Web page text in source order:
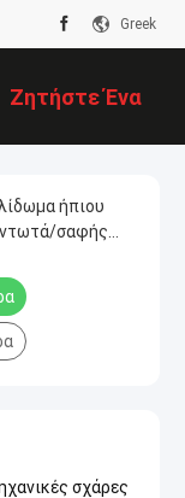
Greek
Ζητήστε Ένα
Απόσπασμα
ήπιου
σαφής
σχάρες